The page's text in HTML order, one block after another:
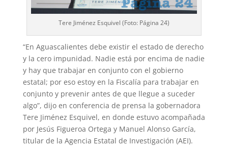
Tere Jiménez Esquivel (Foto: Página 24)
“En Aguascalientes debe existir el estado de derecho
y la cero impunidad. Nadie está por encima de nadie
y hay que trabajar en conjunto con el gobierno
estatal; por eso estoy en la Fiscalía para trabajar en
conjunto y prevenir antes de que llegue a suceder
algo”, dijo en conferencia de prensa la gobernadora
Tere Jiménez Esquivel, en donde estuvo acompañada
por Jesús Figueroa Ortega y Manuel Alonso García,
titular de la Agencia Estatal de Investigación (AEI).